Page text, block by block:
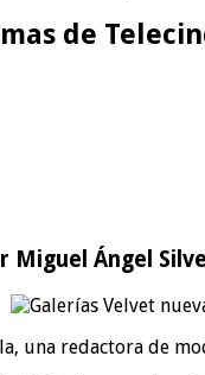
de
Ángel
una redactora de